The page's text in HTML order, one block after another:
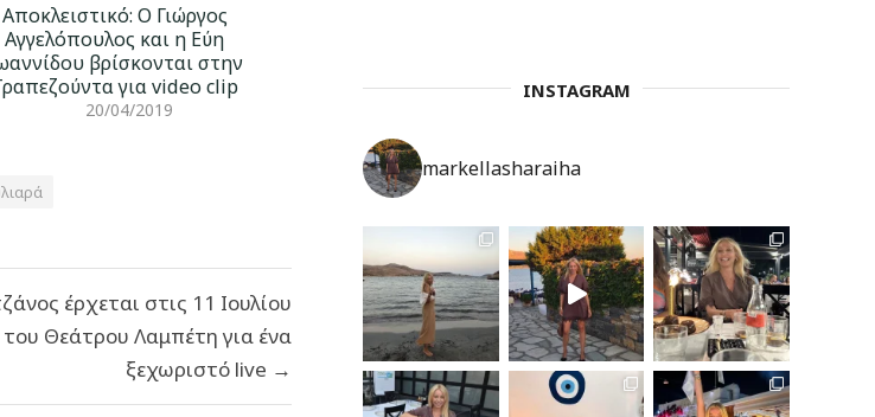
Αποκλειστικό: Ο Γιώργος
Αγγελόπουλος και η Εύη
βρίσκονται στην
για video clip
20/04/2019
έρχεται στις 11 Ιουλίου
Θεάτρου Λαμπέτη για ένα
ξεχωριστό live →
INSTAGRAM
markellasharaiha